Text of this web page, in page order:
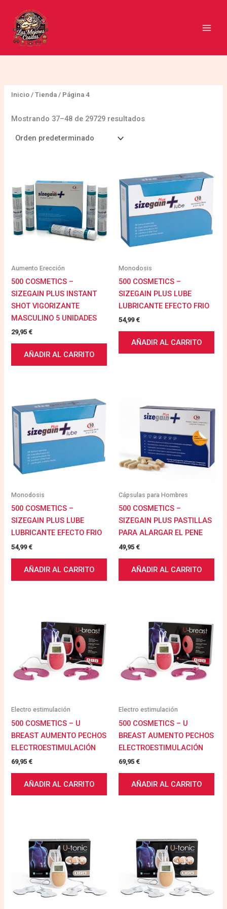
contenido
u
s
Inicio /Tienda / Página 4
Mostrando 37–48 de 29729 resultados
Aumento Erección
500 COSMETICS –
SIZEGAIN PLUS INSTANT
SHOT VIGORIZANTE
MASCULINO 5 UNIDADES
29,95€
AÑADIR AL CARRITO
Monodosis
500 COSMETICS –
SIZEGAIN PLUS LUBE
LUBRICANTE EFECTO FRIO
54,99€
AÑADIR AL CARRITO
Monodosis
500 COSMETICS –
SIZEGAIN PLUS LUBE
LUBRICANTE EFECTO FRIO
54,99€
AÑADIR AL CARRITO
Cápsulas para Hombres
500 COSMETICS –
SIZEGAIN PLUS PASTILLAS
PARA ALARGAR EL PENE
49,95€
AÑADIR AL CARRITO
Electro estimulación
500 COSMETICS – U
BREAST AUMENTO PECHOS
ELECTROESTIMULACIÓN
69,95€
AÑADIR AL CARRITO
Electro estimulación
500 COSMETICS – U
BREAST AUMENTO PECHOS
ELECTROESTIMULACIÓN
69,95€
AÑADIR AL CARRITO